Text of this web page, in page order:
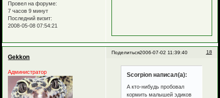
Провел на форуме:
7 часов 9 минут
Последний визит:
2008-05-08 07:54:21
Поделиться 18
2006-07-02 11:39:40
Gekkon
Администратор Scorpion написал(а):
А кто-нибудь пробовал
кормить малышей эдиков